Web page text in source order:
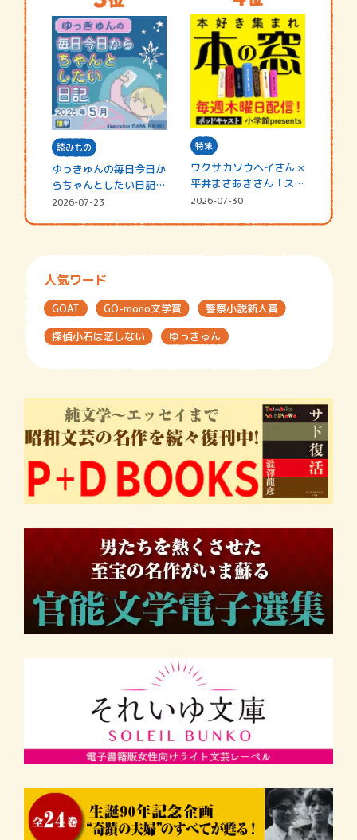
読みもの
ゆっきゅんの毎日今日か
らちゃんとしたい日記
☆202…
2026-07-23
特集
ワクサカソウヘイさん ×
平井まさあきさん「スペ
シャ…
2026-07-30
人気ワード
GOAT GO-mono文学賞
警察小説新人賞
探偵小石は恋しない
ゆっきゅん